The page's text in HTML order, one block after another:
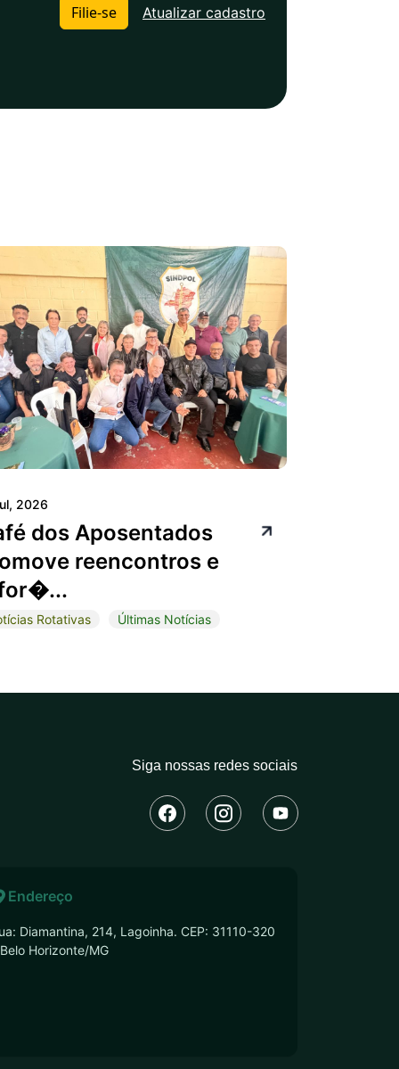
Filie-se Atualizar cadastro
2026
dos Aposentados
reencontros e
Rotativas Últimas Notícias
Siga nossas redes sociais
Endereço
Diamantina, 214, Lagoinha. CEP: 31110-320
Horizonte/MG